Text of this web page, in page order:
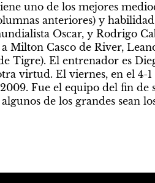
uno de los mejores
anteriores) y
Oscar, y Rodrigo
Milton Casco de River,
Tigre). El entrenador es
virtud. El viernes, en el 4-
Fue el equipo del fin de
de los grandes sean